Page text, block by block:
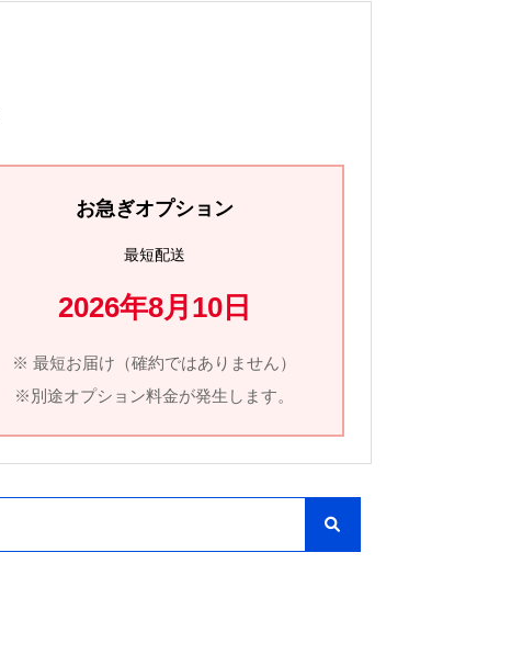
お急ぎオプション
最短配送
2026年8月10日
※ 最短お届け（確約ではありません）
※別途オプション料金が発生します。